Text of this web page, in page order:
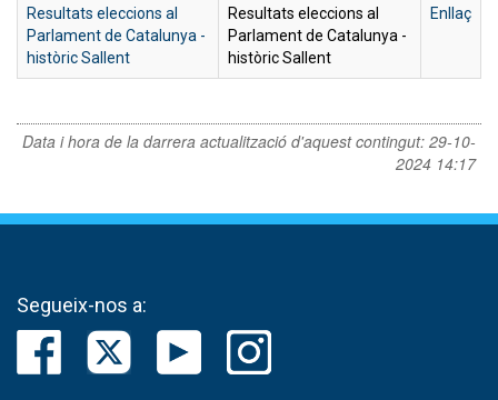
Resultats eleccions al
Parlament de Catalunya -
històric Sallent
Resultats eleccions al
Parlament de Catalunya -
històric Sallent
Enllaç
Data i hora de la darrera actualització d'aquest contingut: 29-10-
2024 14:17
Segueix-nos a: